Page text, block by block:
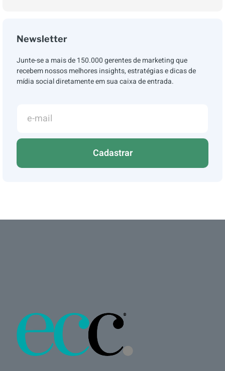
Newsletter
Junte-se a mais de 150.000 gerentes de marketing que
recebem nossos melhores insights, estratégias e dicas de
mídia social diretamente em sua caixa de entrada.
Cadastrar